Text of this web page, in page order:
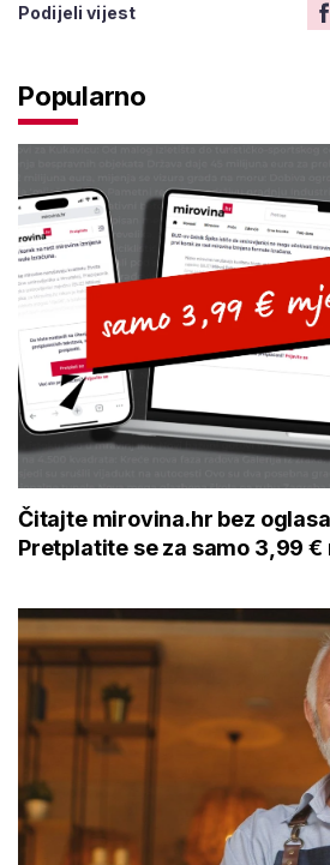
Podijeli vijest
Popularno
Čitajte mirovina.hr bez
Pretplatite se za samo 3,99 €